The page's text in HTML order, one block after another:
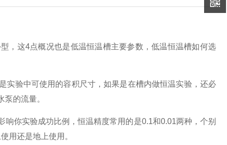
，这4点概况也是低温恒温槽主要参数，低温恒温槽如何选
实验中可使用的容积尺寸，如果是在槽内做恒温实验，还必
的流量。
你实验成功比例，恒温精度常用的是0.1和0.01两种，个别
用还是地上使用。